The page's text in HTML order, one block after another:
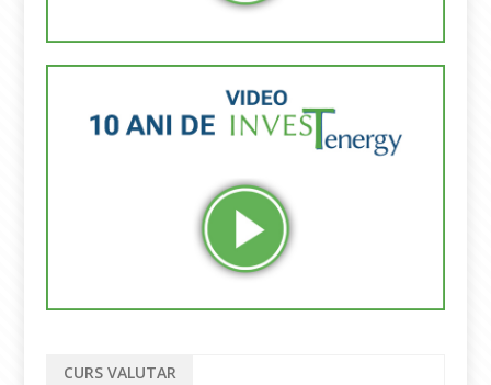
CURS VALUTAR